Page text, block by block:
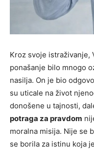
Kroz svoje istraživanje,
ponašanje bilo mnogo
nasilja. On je bio
su uticale na život
donošene u tajnosti,
potraga za pravdom
moralna misija. Nije se
se borila za istinu koja